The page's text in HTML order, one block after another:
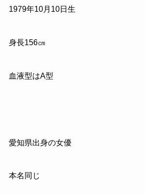
1979年10月 10日生
身長156㎝
血液型はA型
愛知県出身の女優
本名同じ